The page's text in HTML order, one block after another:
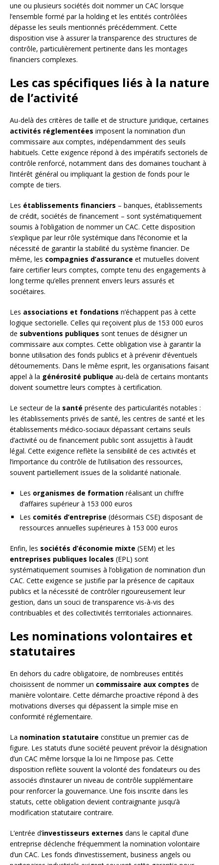
une ou plusieurs sociétés doit nommer un CAC lorsque
l’ensemble formé par la holding et les entités contrôlées
dépasse les seuils mentionnés précédemment. Cette
disposition vise à assurer la transparence des structures de
contrôle, particulièrement pertinente dans les montages
financiers complexes.
Les cas spécifiques liés à la nature
de l’activité
Au-delà des critères de taille et de structure juridique, certaines
activités réglementées imposent la nomination d’un
commissaire aux comptes, indépendamment des seuils
habituels. Cette exigence répond à des impératifs sectoriels de
contrôle renforcé, notamment dans des domaines touchant à
l’intérêt général ou impliquant la gestion de fonds pour le
compte de tiers.
Les établissements financiers – banques, établissements
de crédit, sociétés de financement – sont systématiquement
soumis à l’obligation de nommer un CAC. Cette disposition
s’explique par leur rôle systémique dans l’économie et la
nécessité de garantir la stabilité du système financier. De
même, les compagnies d’assurance et mutuelles doivent
faire certifier leurs comptes, compte tenu des engagements à
long terme qu’elles prennent envers leurs assurés et
sociétaires.
Les associations et fondations n’échappent pas à cette
logique sectorielle. Celles qui reçoivent plus de 153 000 euros
de subventions publiques sont tenues de désigner un
commissaire aux comptes. Cette obligation vise à garantir la
bonne utilisation des fonds publics et à prévenir d’éventuels
détournements. Dans le même esprit, les organisations faisant
appel à la générosité publique au-delà de certains montants
doivent soumettre leurs comptes à certification.
Le secteur de la santé présente des particularités notables :
les établissements privés de santé, les centres de santé et les
établissements médico-sociaux dépassant certains seuils
d’activité ou de financement public sont assujettis à l’audit
légal. Cette exigence reflète la sensibilité de ces activités et
l’importance du contrôle de l’utilisation des ressources,
souvent partiellement issues de la solidarité nationale.
Les organismes de formation réalisant un chiffre
d’affaires supérieur à 153 000 euros
Les comités d’entreprise (désormais CSE) disposant de
ressources annuelles supérieures à 153 000 euros
Enfin, les sociétés d’économie mixte (SEM) et les
entreprises publiques locales (EPL) sont
systématiquement soumises à l’obligation de nomination d’un
CAC. Cette exigence se justifie par la présence de capitaux
publics et la nécessité de contrôler rigoureusement leur
gestion, dans un souci de transparence vis-à-vis des
contribuables et des collectivités territoriales actionnaires.
Les nominations volontaires et
statutaires
En dehors du cadre obligatoire, de nombreuses entités
choisissent de nommer un commissaire aux comptes de
manière volontaire. Cette démarche proactive répond à des
motivations diverses qui dépassent la simple mise en
conformité réglementaire.
La nomination statutaire constitue un premier cas de
figure. Les statuts d’une société peuvent prévoir la désignation
d’un CAC même lorsque la loi ne l’impose pas. Cette
disposition reflète souvent la volonté des fondateurs ou des
associés d’instaurer un niveau de contrôle supplémentaire
pour renforcer la gouvernance. Une fois inscrite dans les
statuts, cette obligation devient contraignante jusqu’à
modification statutaire contraire.
L’entrée d’investisseurs externes dans le capital d’une
entreprise déclenche fréquemment la nomination volontaire
d’un CAC. Les fonds d’investissement, business angels ou